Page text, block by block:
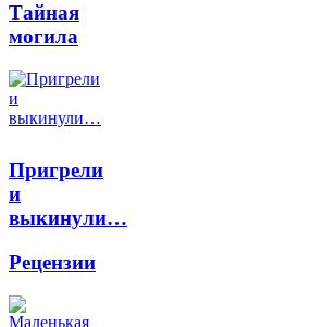
Тайная
могила
Пригрели
и
выкинули…
Рецензии